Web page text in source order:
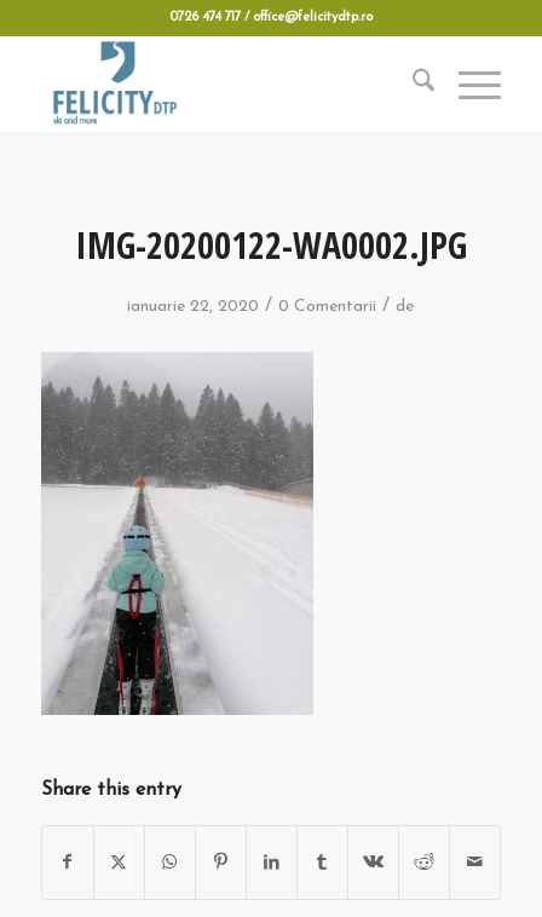
0726 474 717 / office@felicitydtp.ro
IMG-20200122-WA0002.JPG
ianuarie 22, 2020 / 0 Comentarii / de
Share this entry